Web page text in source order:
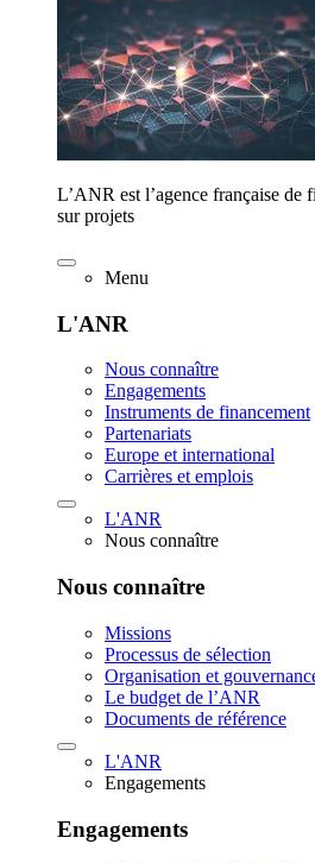
L’ANR est l’agence française de
sur projets
Menu
L'ANR
Nous connaître
Engagements
Instruments de financement
Partenariats
Europe et international
Carrières et emplois
L'ANR
Nous connaître
Nous connaître
Missions
Processus de sélection
Organisation et
Le budget de l’ANR
Documents de référence
L'ANR
Engagements
Engagements